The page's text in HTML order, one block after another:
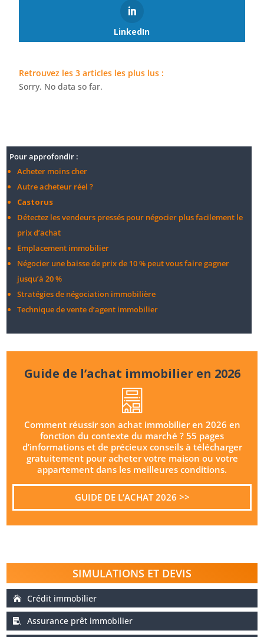
LinkedIn
Retrouvez les 3 articles les plus lus :
Sorry. No data so far.
Pour approfondir :
Acheter moins cher
Autre acheteur réel ?
Castorus
Détectez les vendeurs pressés pour négocier plus facilement le
prix d’achat
Emplacement immobilier
Négocier une baisse de prix de 10 % peut vous faire gagner
jusqu’à 20 %
Stratégies de négociation immobilière
Technique de vente d’agent immobilier
Guide de l’achat immobilier en 2026
Comment réussir son achat immobilier en 2026 en
fonction du contexte du marché ? 55 pages
d’informations et de précieux conseils à télécharger
gratuitement pour acheter votre maison ou votre
appartement dans les meilleures conditions.
GUIDE DE L’ACHAT 2026 >>
SIMULATIONS ET DEVIS
Crédit immobilier
Assurance prêt immobilier